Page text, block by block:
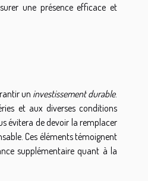
une présence efficace et
un investissement durable.
et aux diverses conditions
évitera de devoir la remplacer
Ces éléments témoignent
supplémentaire quant à la